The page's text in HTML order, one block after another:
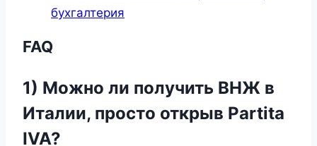
бухгалтерия
FAQ
1) Можно ли получить ВНЖ в
Италии, просто открыв Partita
IVA?